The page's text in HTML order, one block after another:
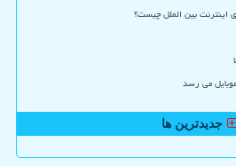
می رسد
جدیدترین ها